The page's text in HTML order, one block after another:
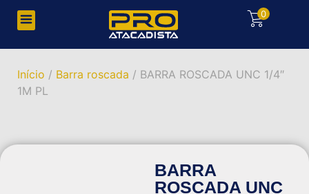
0
Início / Barra roscada / BARRA ROSCADA UNC 1/4″
1M PL
BARRA
ROSCADA UNC